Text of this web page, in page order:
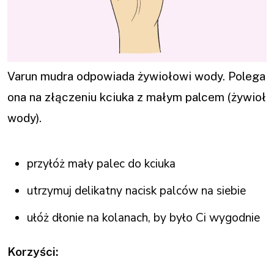
Varun mudra odpowiada żywiołowi wody. Polega
ona na złączeniu kciuka z małym palcem (żywioł
wody).
przyłóż mały palec do kciuka
utrzymuj delikatny nacisk palców na siebie
ułóż dłonie na kolanach, by było Ci wygodnie
Korzyści: